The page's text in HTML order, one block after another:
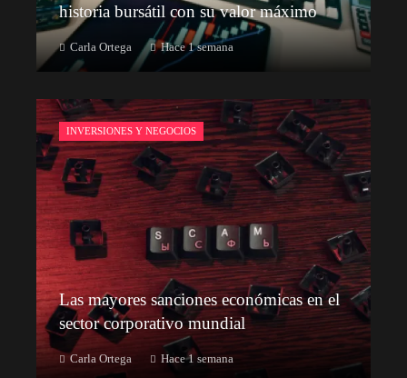
historia bursátil con su valor máximo
Carla Ortega Hace 1 semana
INVERSIONES Y NEGOCIOS
Las mayores sanciones económicas en el
sector corporativo mundial
Carla Ortega Hace 1 semana